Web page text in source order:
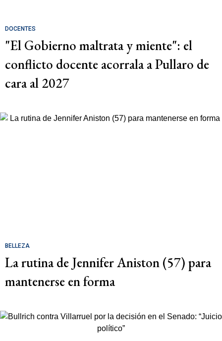
DOCENTES
"El Gobierno maltrata y miente": el
conflicto docente acorrala a Pullaro de
cara al 2027
BELLEZA
La rutina de Jennifer Aniston (57) para
mantenerse en forma